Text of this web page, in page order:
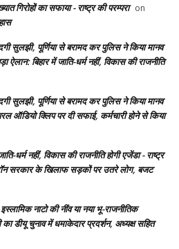
गिरोहों का सफाया - राष्ट्र की परम्परा on
सुलझी, पूर्णिया से बरामद कर पुलिस ने किया मानव
ऐलान: बिहार में जाति-धर्म नहीं, विकास की राजनीति
सुलझी, पूर्णिया से बरामद कर पुलिस ने किया मानव
ऑडियो क्लिप पर दी सफाई, कर्मचारी होने से किया
धर्म नहीं, विकास की राजनीति होगी एजेंडा - राष्ट्र
सरकार के खिलाफ सड़कों पर उतरे लोग, बजट
नाटो की नींव या नया भू-राजनीतिक
का डीयू चुनाव में धमाकेदार प्रदर्शन, अध्यक्ष सहित